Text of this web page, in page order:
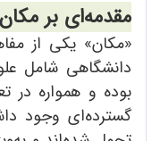
مقدمهای بر مکان
«مکان» یکی از
دانشگاهی شامل
بوده و همواره در
گسترده‌ای وجود